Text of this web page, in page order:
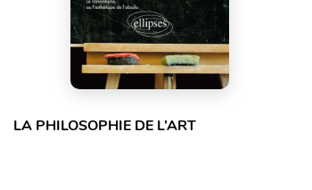
LA PHILOSOPHIE DE L’ART